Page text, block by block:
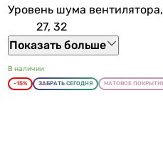
Уровень шума
27, 32
Показать больше
В наличии
-15% ЗАБРАТЬ СЕГОДНЯ МАТОВОЕ